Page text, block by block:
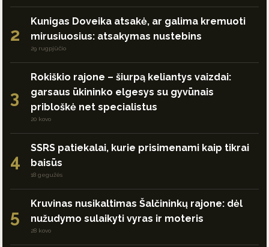
2
Kunigas Doveika atsakė, ar galima kremuoti
mirusiuosius: atsakymas nustebins
29 rugpjūčio
3
Rokiškio rajone – šiurpą keliantys vaizdai:
garsaus ūkininko elgesys su gyvūnais
pribloškė net specialistus
20 kovo
4
SSRS patiekalai, kurie prisimenami kaip tikrai
baisūs
18 gegužės
5
Kruvinas nusikaltimas Šalčininkų rajone: dėl
nužudymo sulaikyti vyras ir moteris
28 kovo